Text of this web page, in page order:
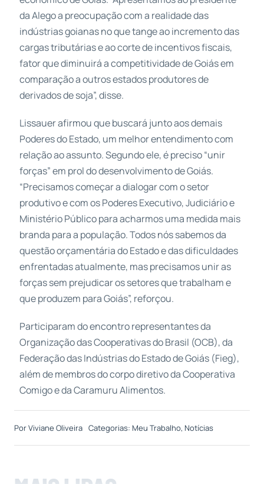
da Alego a preocupação com a realidade das
indústrias goianas no que tange ao incremento das
cargas tributárias e ao corte de incentivos fiscais,
fator que diminuirá a competitividade de Goiás em
comparação a outros estados produtores de
derivados de soja”, disse.
Lissauer afirmou que buscará junto aos demais
Poderes do Estado, um melhor entendimento com
relação ao assunto. Segundo ele, é preciso “unir
forças” em prol do desenvolvimento de Goiás.
“Precisamos começar a dialogar com o setor
produtivo e com os Poderes Executivo, Judiciário e
Ministério Público para acharmos uma medida mais
branda para a população. Todos nós sabemos da
questão orçamentária do Estado e das dificuldades
enfrentadas atualmente, mas precisamos unir as
forças sem prejudicar os setores que trabalham e
que produzem para Goiás”, reforçou.
Participaram do encontro representantes da
Organização das Cooperativas do Brasil (OCB), da
Federação das Indústrias do Estado de Goiás (Fieg),
além de membros do corpo diretivo da Cooperativa
Comigo e da Caramuru Alimentos.
PorViviane Oliveira Categorias: Meu Trabalho, Notícias